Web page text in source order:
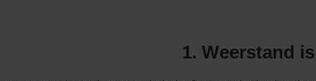
1. Weerstand